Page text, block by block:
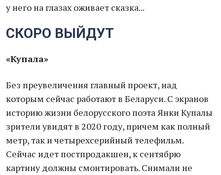
у него на глазах оживает сказка...
СКОРО ВЫЙДУТ
«Купала»
Без преувеличения главный проект, над
которым сейчас работают в Беларуси. С экранов
историю жизни белорусского поэта Янки Купалы
зрители увидят в 2020 году, причем как полный
метр, так и четырехсерийный телефильм.
Сейчас идет постпродакшен, к сентябрю
картину должны смонтировать. Снимали не